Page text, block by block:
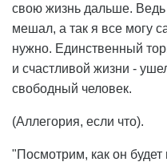
свою жизнь дальше. Ведь
мешал, а так я все могу
нужно. Единственный
и счастливой жизни -
свободный человек.
(Аллегория, если что).
"Посмотрим, как он будет